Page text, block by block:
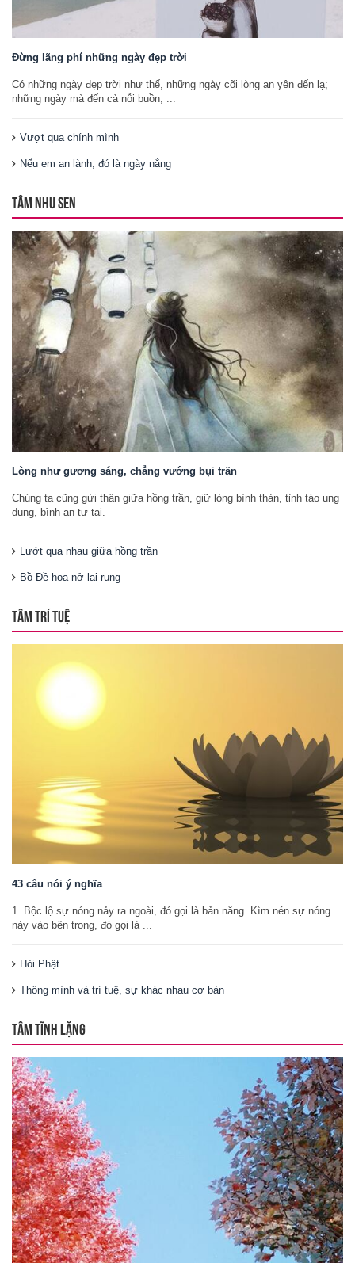
Đừng lãng phí những ngày đẹp trời
Có những ngày đẹp trời như thế, những ngày cõi lòng an yên đến lạ;
những ngày mà đến cả nỗi buồn, ...
Vượt qua chính mình
Nếu em an lành, đó là ngày nắng
TÂM NHƯ SEN
Lòng như gương sáng, chẳng vướng bụi trần
Chúng ta cũng gửi thân giữa hồng trần, giữ lòng bình thản, tỉnh táo ung
dung, bình an tự tại.
Lướt qua nhau giữa hồng trần
Bồ Đề hoa nở lại rụng
TÂM TRÍ TUỆ
43 câu nói ý nghĩa
1. Bộc lộ sự nóng nảy ra ngoài, đó gọi là bản năng. Kìm nén sự nóng
nảy vào bên trong, đó gọi là ...
Hỏi Phật
Thông mình và trí tuệ, sự khác nhau cơ bản
TÂM TĨNH LẶNG